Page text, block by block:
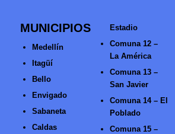
MUNICIPIOS
Medellín
Itagüí
Bello
Envigado
Sabaneta
Caldas
Estadio
Comuna 12 –
La América
Comuna 13 –
San Javier
Comuna 14 – El
Poblado
Comuna 15 –